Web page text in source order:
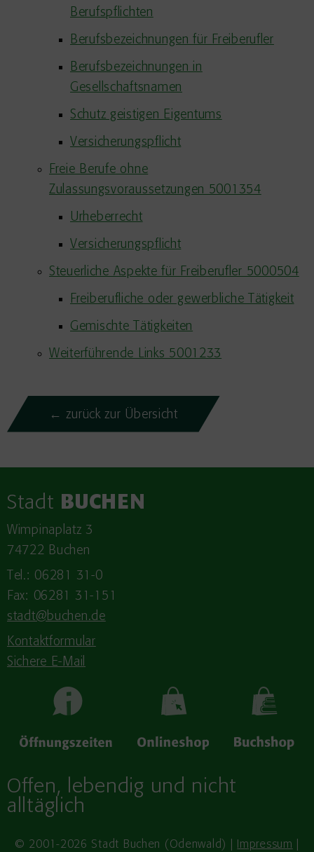
Berufspflichten
Berufsbezeichnungen für Freiberufler
Berufsbezeichnungen in
Gesellschaftsnamen
Schutz geistigen Eigentums
Versicherungspflicht
Freie Berufe ohne
Zulassungsvoraussetzungen 5001354
Urheberrecht
Versicherungspflicht
Steuerliche Aspekte für Freiberufler 5000504
Freiberufliche oder gewerbliche Tätigkeit
Gemischte Tätigkeiten
Weiterführende Links 5001233
← zurück zur Übersicht
Stadt BUCHEN
Wimpinaplatz 3
74722 Buchen
Tel.: 06281 31-0
Fax: 06281 31-151
stadt@buchen.de
Kontaktformular
Sichere E-Mail
Offen, lebendig und nicht
alltäglich
© 2001-2026 Stadt Buchen (Odenwald) | Impressum